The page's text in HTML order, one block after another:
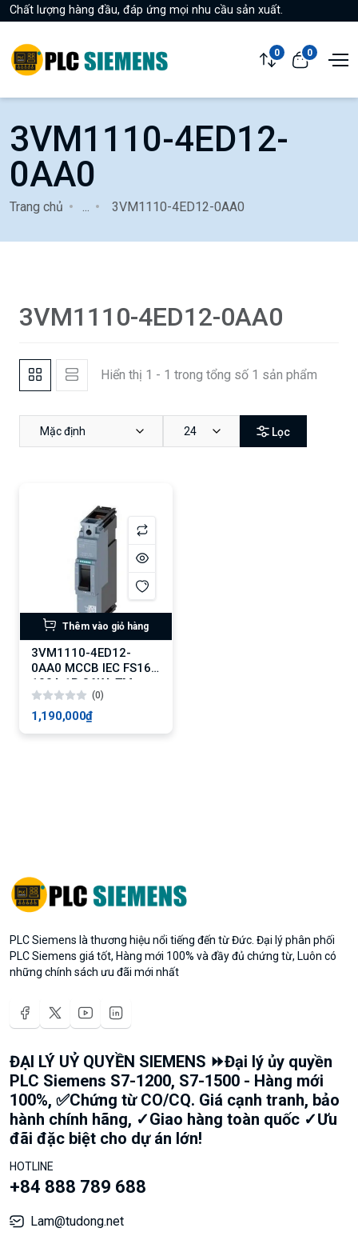
Chất lượng hàng đầu, đáp ứng mọi nhu cầu sản xuất.
0 0
3VM1110-4ED12-
0AA0
Trang chủ 3VM1110-4ED12-0AA0
3VM1110-4ED12-0AA0
Hiển thị 1 - 1 trong tổng số 1 sản phẩm
Mặc định 24 Lọc
Thêm vào giỏ hàng
3VM1110-4ED12-
0AA0 MCCB IEC FS160
100A 1P 36KA TM
FTFM
(0)
1,190,000₫
PLC Siemens là thương hiệu nổi tiếng đến từ Đức. Đại lý phân phối
PLC Siemens giá tốt, Hàng mới 100% và đầy đủ chứng từ, Luôn có
những chính sách ưu đãi mới nhất
ĐẠI LÝ UỶ QUYỀN SIEMENS ⏩Đại lý ủy quyền
PLC Siemens S7-1200, S7-1500 - Hàng mới
100%, ✅Chứng từ CO/CQ. Giá cạnh tranh, bảo
hành chính hãng, ✓Giao hàng toàn quốc ✓Ưu
đãi đặc biệt cho dự án lớn!
HOTLINE
+84 888 789 688
Lam@tudong.net